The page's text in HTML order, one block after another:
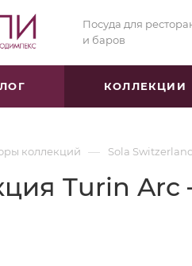
Посуда для
и баров
КОЛЛЕКЦИИ
коллекций — Sola
Turin